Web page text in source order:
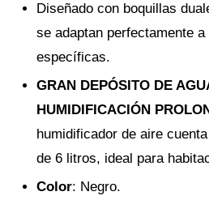
Diseñado con boquillas
se adaptan perfectamente
específicas.
GRAN DEPÓSITO DE
HUMIDIFICACIÓN
humidificador de aire
de 6 litros, ideal para
Color: Negro.